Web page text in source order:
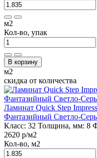
м2
Кол-во, упак
В корзину
м2
скидка от количества
Ламинат Quick Step
Фантазийный Светло-
Класс: 32 Толщина, мм: 8
2620 р/м2
Кол-во, м2